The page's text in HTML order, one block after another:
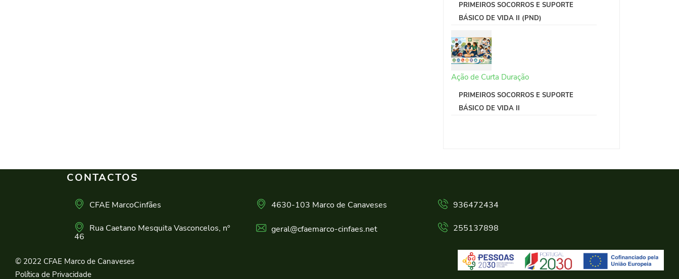
PRIMEIROS SOCORROS E SUPORTE
BÁSICO DE VIDA II (PND)
Ação de Curta Duração
PRIMEIROS SOCORROS E SUPORTE
BÁSICO DE VIDA II
CONTACTOS
CFAE MarcoCinfães
Rua Caetano Mesquita Vasconcelos, nº
46
4630-103 Marco de Canaveses
geral@cfaemarco-cinfaes.net
936472434
255137898
© 2022 CFAE Marco de Canaveses
Política de Privacidade